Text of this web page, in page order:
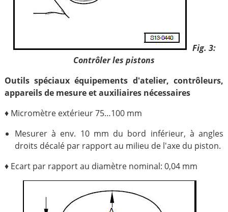
Fig. 3:
Contrôler les pistons
Outils spéciaux équipements d'atelier, contrôleurs,
appareils de mesure et auxiliaires nécessaires
♦ Micromètre extérieur 75…100 mm
Mesurer à env. 10 mm du bord inférieur, à angles
droits décalé par rapport au milieu de l'axe du piston.
♦ Ecart par rapport au diamètre nominal: 0,04 mm